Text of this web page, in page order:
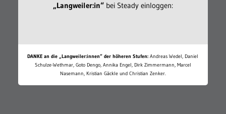
„Langweiler:in“bei Steady einloggen:
DANKE an die „Langweiler:innen“ der höheren Stufen: Andreas Wedel, Daniel
Schulze-Wethmar, Goto Dengo, Annika Engel, Dirk Zimmermann, Marcel
Nasemann, Kristian Gäckle und Christian Zenker.